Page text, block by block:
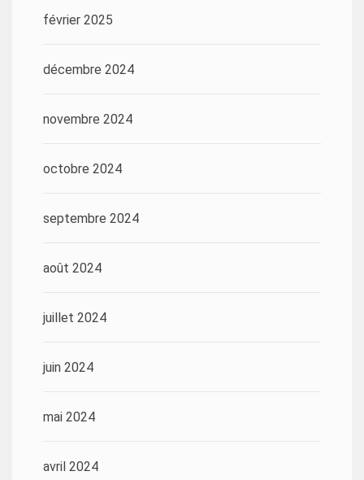
février 2025
décembre 2024
novembre 2024
octobre 2024
septembre 2024
août 2024
juillet 2024
juin 2024
mai 2024
avril 2024